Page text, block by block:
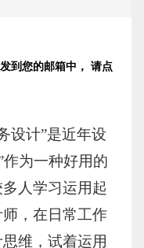
到您的邮箱中， 请点
设计”是近年设
作为一种好用的
人学习运用起
，在日常工作
维，试着运用